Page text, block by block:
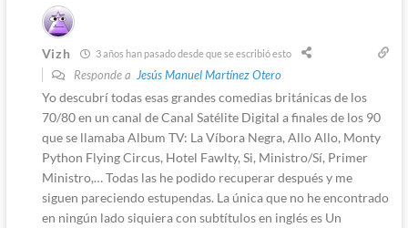
Vizh 3 años han pasado desde que se escribió esto
Responde a Jesús Manuel Martínez Otero
Yo descubrí todas esas grandes comedias británicas de los
70/80 en un canal de Canal Satélite Digital a finales de los 90
que se llamaba Album TV: La Víbora Negra, Allo Allo, Monty
Python Flying Circus, Hotel Fawlty, Si, Ministro/Sí, Primer
Ministro,… Todas las he podido recuperar después y me
siguen pareciendo estupendas. La única que no he encontrado
en ningún lado siquiera con subtítulos en inglés es Un